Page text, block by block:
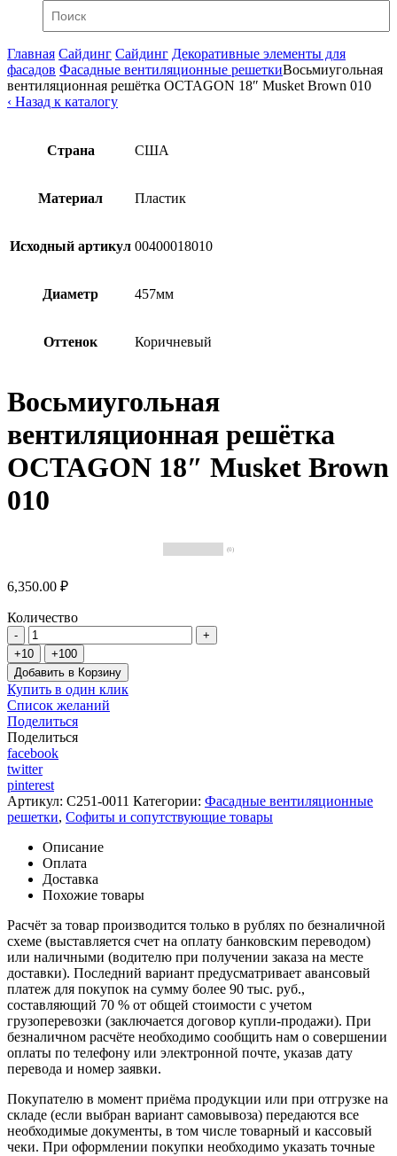
Главная Сайдинг Сайдинг Декоративные элементы для
фасадов Фасадные вентиляционные решеткиВосьмиугольная
вентиляционная решётка OCTAGON 18″ Musket Brown 010
‹ Назад к каталогу
Страна США
Материал Пластик
Исходный артикул 00400018010
Диаметр 457мм
Оттенок Коричневый
Восьмиугольная
вентиляционная решётка
OCTAGON 18″ Musket Brown
010
(0)
6,350.00 ₽
Количество
Добавить в Корзину
Купить в один клик
Список желаний
Поделиться
Поделиться
facebook
twitter
pinterest
Артикул: C251-0011 Категории: Фасадные вентиляционные
решетки, Софиты и сопутствующие товары
Описание
Оплата
Доставка
Похожие товары
Расчёт за товар производится только в рублях по безналичной
схеме (выставляется счет на оплату банковским переводом)
или наличными (водителю при получении заказа на месте
доставки). Последний вариант предусматривает авансовый
платеж для покупок на сумму более 90 тыс. руб.,
составляющий 70 % от общей стоимости с учетом
грузоперевозки (заключается договор купли-продажи). При
безналичном расчёте необходимо сообщить нам о совершении
оплаты по телефону или электронной почте, указав дату
перевода и номер заявки.
Покупателю в момент приёма продукции или при отгрузке на
складе (если выбран вариант самовывоза) передаются все
необходимые документы, в том числе товарный и кассовый
чеки. При оформлении покупки необходимо указать точные